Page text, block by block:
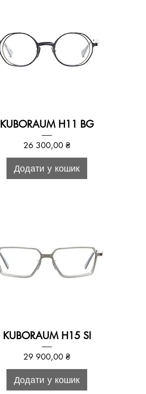
KUBORAUM H11 BG
Ціна
26 300,00 ₴
Додати у кошик
KUBORAUM H15 SI
Ціна
29 900,00 ₴
Додати у кошик